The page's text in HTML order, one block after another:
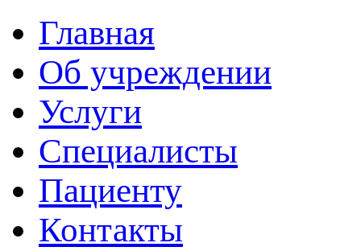
Главная
Об учреждении
Услуги
Специалисты
Пациенту
Контакты